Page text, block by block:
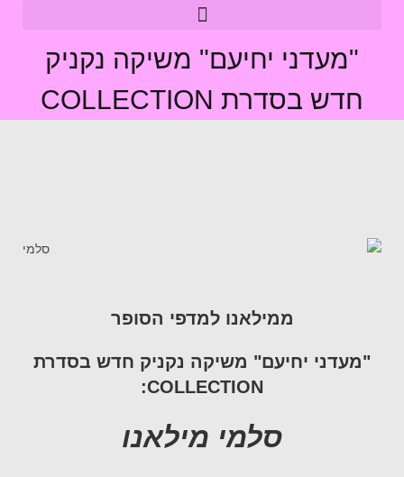
"מעדני יחיעם" משיקה נקניק
חדש בסדרת COLLECTION
ממילאנו למדפי הסופר
"מעדני יחיעם" משיקה נקניק חדש בסדרת
COLLECTION
:
סלמי מילאנו